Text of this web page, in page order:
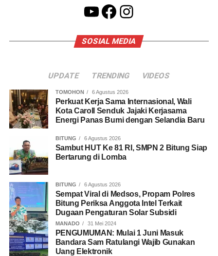
YouTube
Facebook
Instagram
SOSIAL MEDIA
UPDATE TRENDING VIDEOS
TOMOHON 6 Agustus 2026
Perkuat Kerja Sama Internasional, Wali
Kota Caroll Senduk Jajaki Kerjasama
Energi Panas Bumi dengan Selandia Baru
BITUNG 6 Agustus 2026
Sambut HUT Ke 81 RI, SMPN 2 Bitung Siap
Bertarung di Lomba
BITUNG 6 Agustus 2026
Sempat Viral di Medsos, Propam Polres
Bitung Periksa Anggota Intel Terkait
Dugaan Pengaturan Solar Subsidi
MANADO 31 Mei 2024
PENGUMUMAN: Mulai 1 Juni Masuk
Bandara Sam Ratulangi Wajib Gunakan
Uang Elektronik